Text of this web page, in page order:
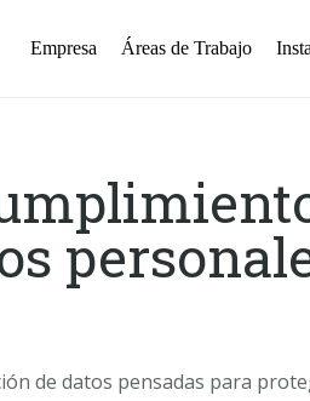
Empresa Áreas de Trabajo
de datos pensadas para